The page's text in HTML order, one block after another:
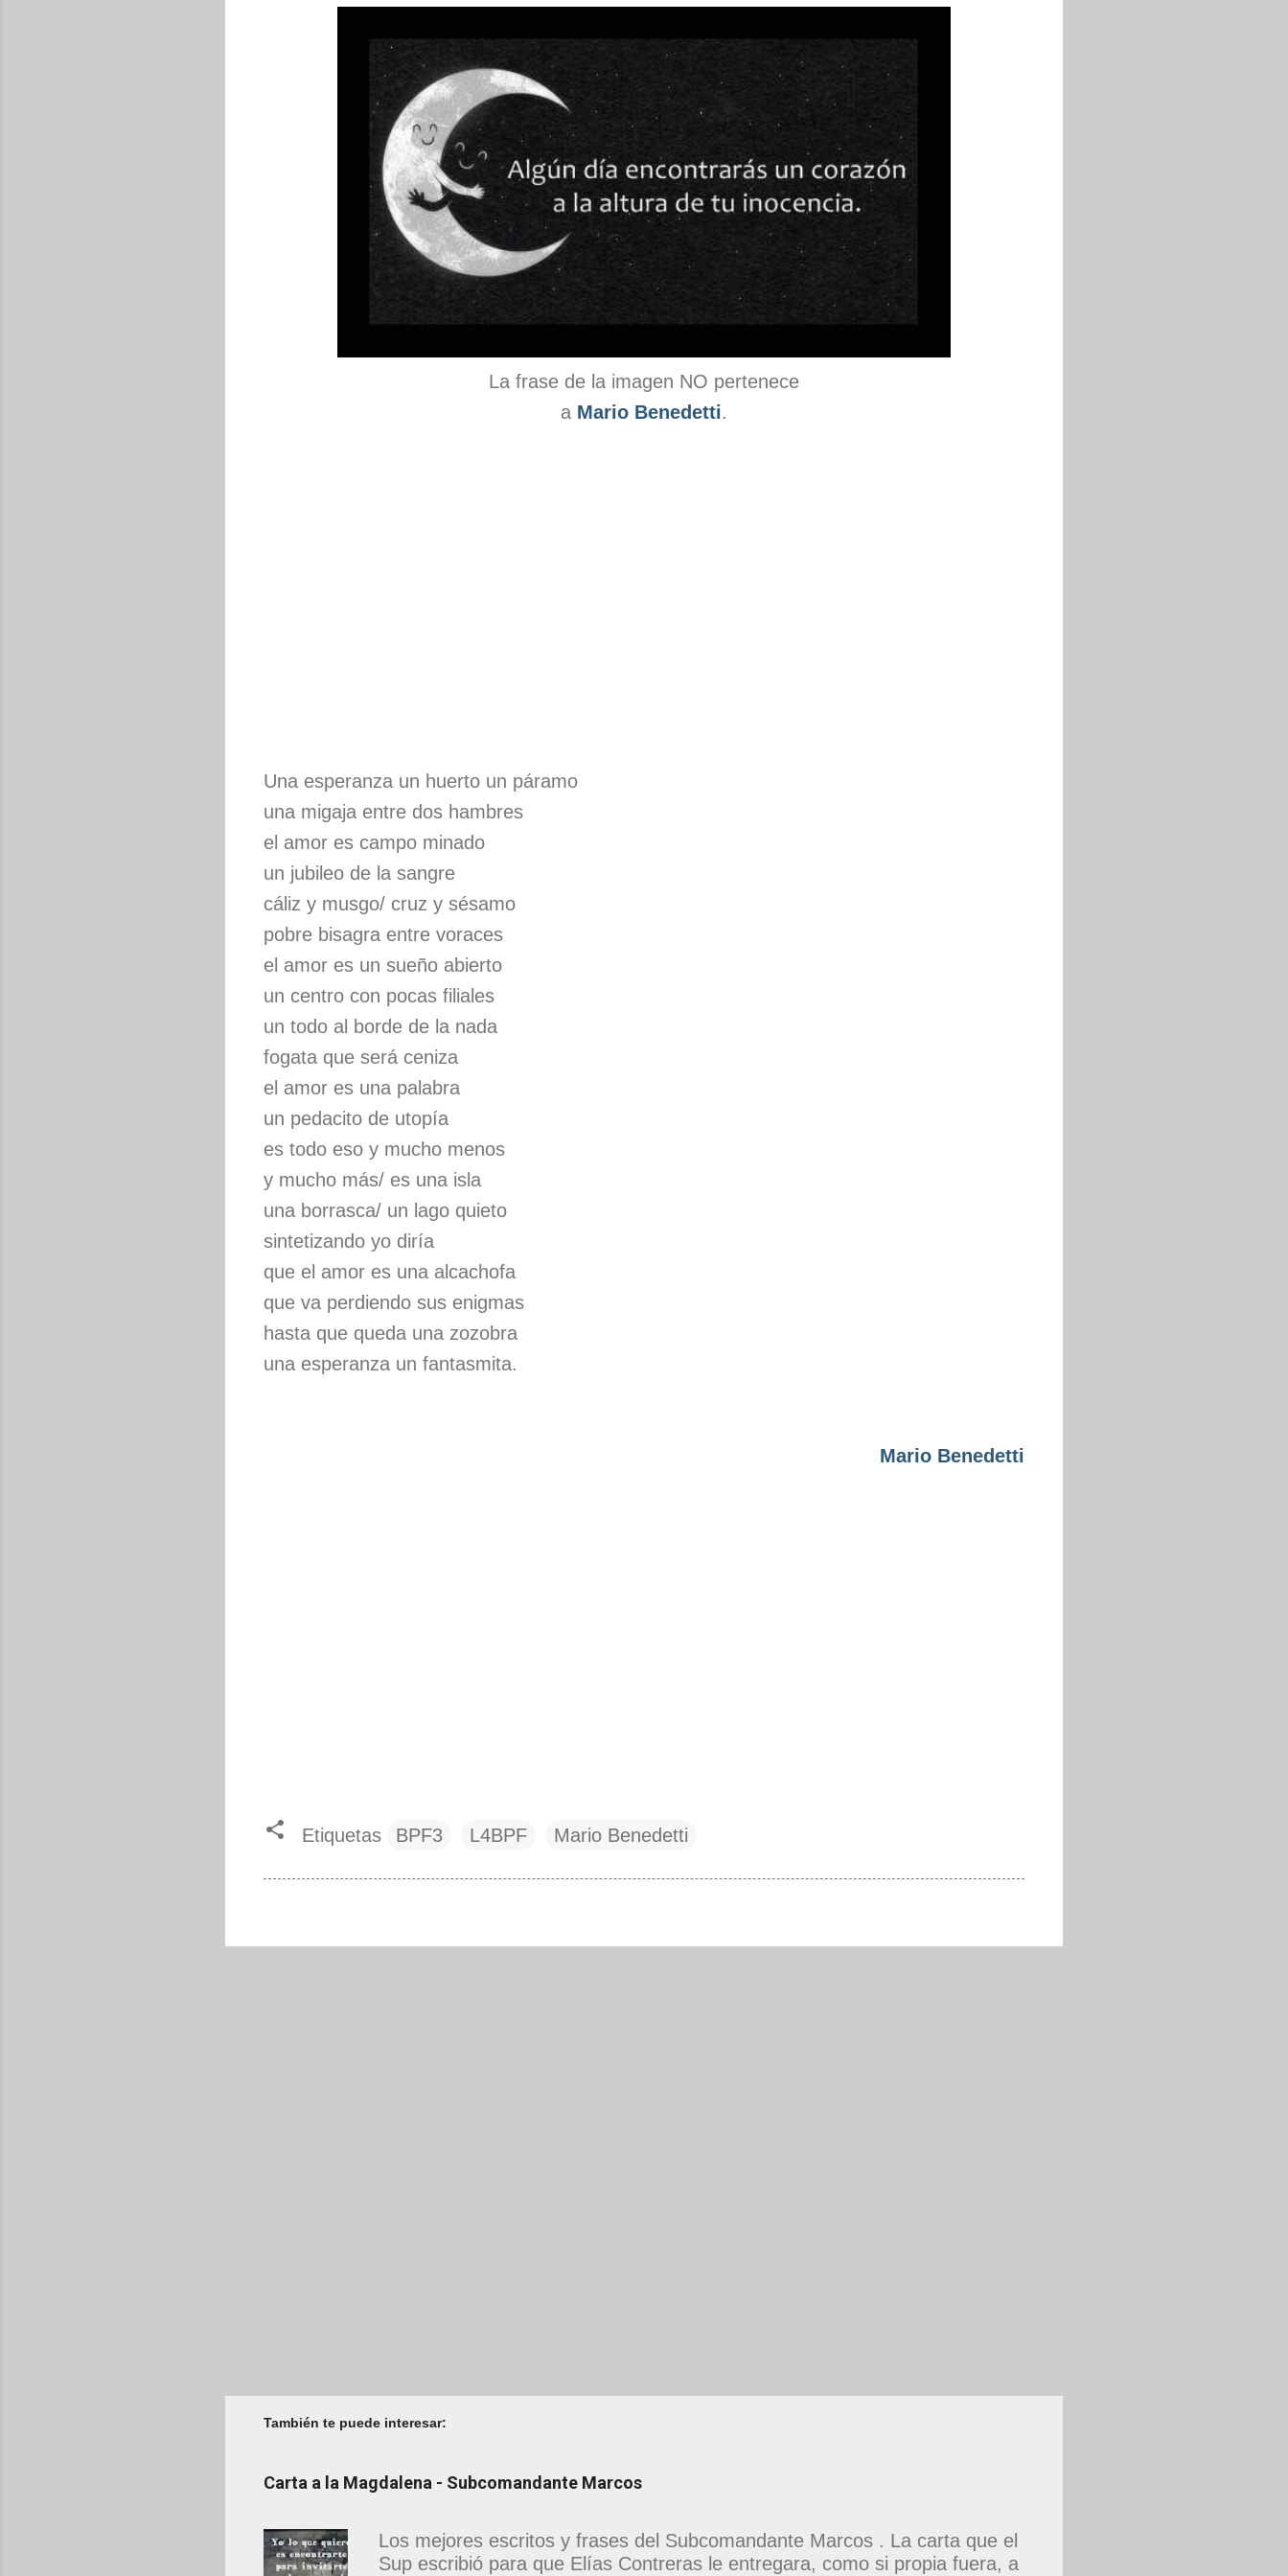
La frase de la imagen NO pertenece
a Mario Benedetti.
Una esperanza un huerto un páramo
una migaja entre dos hambres
el amor es campo minado
un jubileo de la sangre
cáliz y musgo/ cruz y sésamo
pobre bisagra entre voraces
el amor es un sueño abierto
un centro con pocas filiales
un todo al borde de la nada
fogata que será ceniza
el amor es una palabra
un pedacito de utopía
es todo eso y mucho menos
y mucho más/ es una isla
una borrasca/ un lago quieto
sintetizando yo diría
que el amor es una alcachofa
que va perdiendo sus enigmas
hasta que queda una zozobra
una esperanza un fantasmita.
Mario Benedetti
Etiquetas BPF3 L4BPF Mario Benedetti
También te puede interesar:
Carta a la Magdalena - Subcomandante Marcos
Los mejores escritos y frases del Subcomandante Marcos . La carta que el
Sup escribió para que Elías Contreras le entregara, como si propia fuera, a